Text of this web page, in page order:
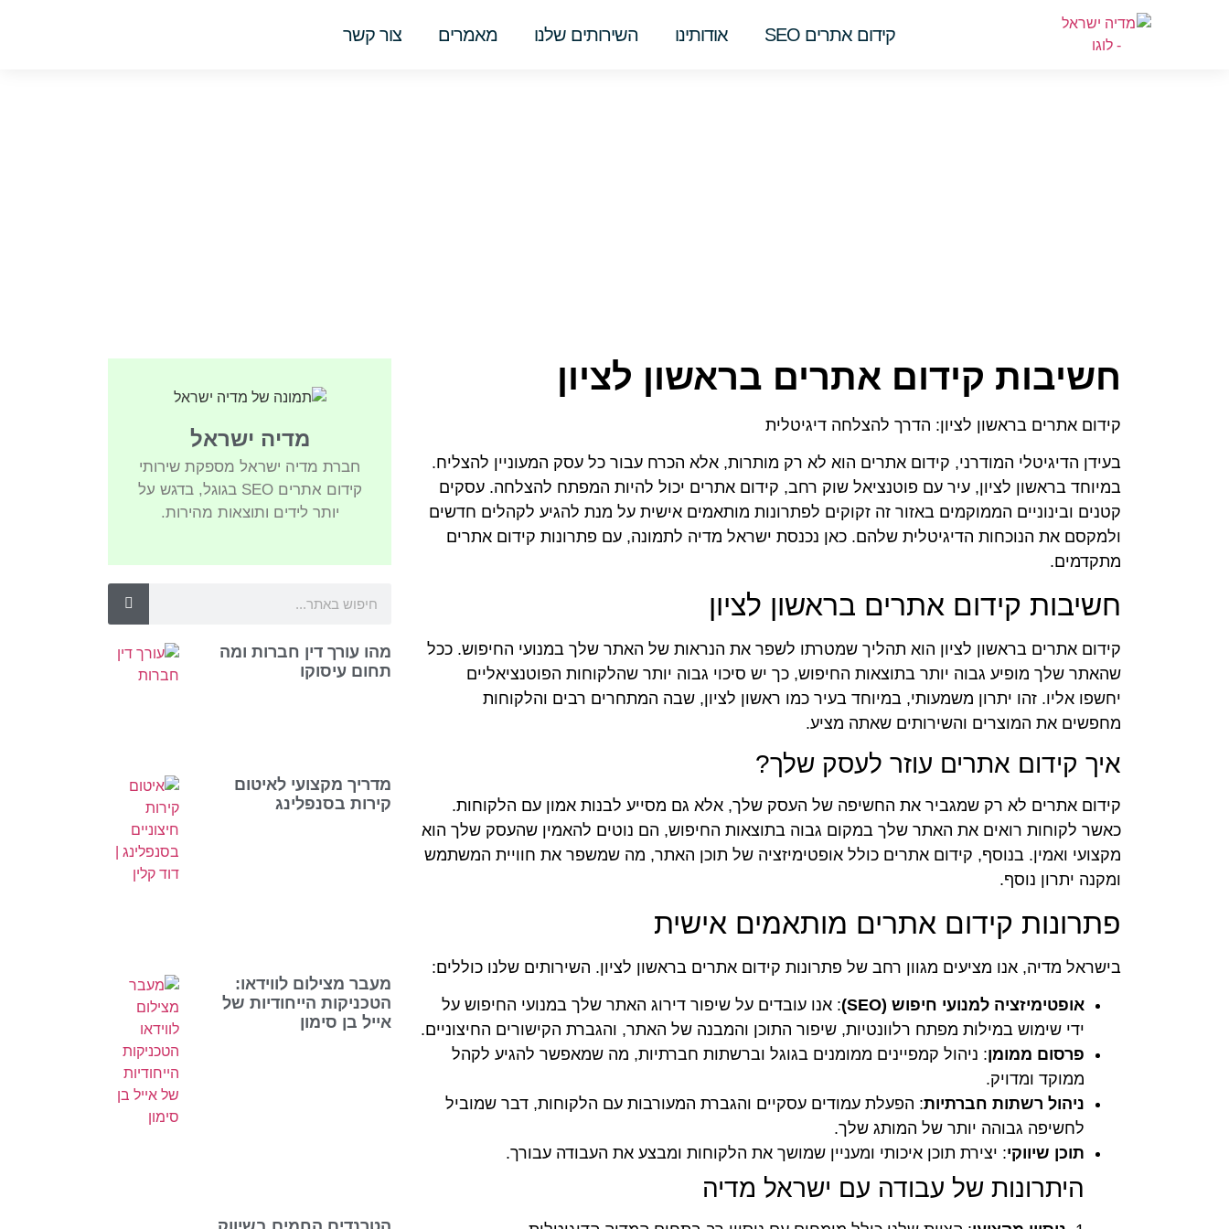
קידום אתרים SEO אודותינו השירותים שלנו מאמרים צור קשר
חשיבות קידום אתרים בראשון לציון
קידום אתרים בראשון לציון: הדרך להצלחה דיגיטלית
בעידן הדיגיטלי המודרני, קידום אתרים הוא לא רק מותרות, אלא הכרח עבור כל עסק המעוניין להצליח.
במיוחד בראשון לציון, עיר עם פוטנציאל שוק רחב, קידום אתרים יכול להיות המפתח להצלחה. עסקים
קטנים ובינוניים הממוקמים באזור זה זקוקים לפתרונות מותאמים אישית על מנת להגיע לקהלים חדשים
ולמקסם את הנוכחות הדיגיטלית שלהם. כאן נכנסת ישראל מדיה לתמונה, עם פתרונות קידום אתרים
מתקדמים.
חשיבות קידום אתרים בראשון לציון
קידום אתרים בראשון לציון הוא תהליך שמטרתו לשפר את הנראות של האתר שלך במנועי החיפוש. ככל
שהאתר שלך מופיע גבוה יותר בתוצאות החיפוש, כך יש סיכוי גבוה יותר שהלקוחות הפוטנציאליים
יחשפו אליו. זהו יתרון משמעותי, במיוחד בעיר כמו ראשון לציון, שבה המתחרים רבים והלקוחות
מחפשים את המוצרים והשירותים שאתה מציע.
איך קידום אתרים עוזר לעסק שלך?
קידום אתרים לא רק שמגביר את החשיפה של העסק שלך, אלא גם מסייע לבנות אמון עם הלקוחות.
כאשר לקוחות רואים את האתר שלך במקום גבוה בתוצאות החיפוש, הם נוטים להאמין שהעסק שלך הוא
מקצועי ואמין. בנוסף, קידום אתרים כולל אופטימיזציה של תוכן האתר, מה שמשפר את חוויית המשתמש
ומקנה יתרון נוסף.
פתרונות קידום אתרים מותאמים אישית
בישראל מדיה, אנו מציעים מגוון רחב של פתרונות קידום אתרים בראשון לציון. השירותים שלנו כוללים:
אופטימיזציה למנועי חיפוש (SEO)
: אנו עובדים על שיפור דירוג האתר שלך במנועי החיפוש על
ידי שימוש במילות מפתח רלוונטיות, שיפור התוכן והמבנה של האתר, והגברת הקישורים החיצוניים.
פרסום ממומן: ניהול קמפיינים ממומנים בגוגל וברשתות חברתיות, מה שמאפשר להגיע לקהל
ממוקד ומדויק.
ניהול רשתות חברתיות: הפעלת עמודים עסקיים והגברת המעורבות עם הלקוחות, דבר שמוביל
לחשיפה גבוהה יותר של המותג שלך.
תוכן שיווקי: יצירת תוכן איכותי ומעניין שמושך את הלקוחות ומבצע את העבודה עבורך.
היתרונות של עבודה עם ישראל מדיה
מדיה ישראל
חברת מדיה ישראל מספקת שירותי
קידום אתרים SEO בגוגל, בדגש על
יותר לידים ותוצאות מהירות.
מהו עורך דין חברות ומה
תחום עיסוקו
מדריך מקצועי לאיטום
קירות בסנפלינג
מעבר מצילום לווידאו:
הטכניקות הייחודיות של
אייל בן סימון